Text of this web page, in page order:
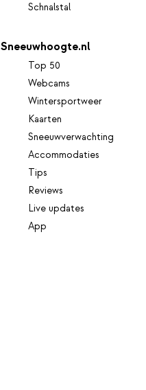
Schnalstal
Sneeuwhoogte.nl
Top 50
Webcams
Wintersportweer
Kaarten
Sneeuwverwachting
Accommodaties
Tips
Reviews
Live updates
App